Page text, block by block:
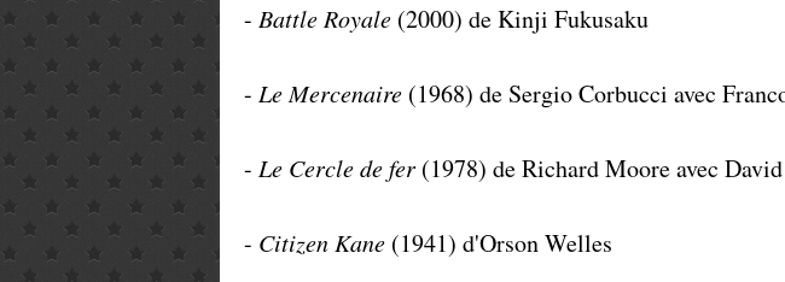
- Battle Royale (2000) de Kinji Fukusaku
- Le Mercenaire (1968) de Sergio Corbucci avec
- Le Cercle de fer (1978) de Richard Moore avec
- Citizen Kane (1941) d'Orson Welles